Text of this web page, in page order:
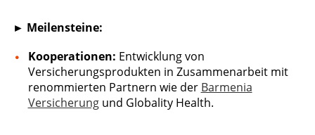
► Meilensteine:
Kooperationen: Entwicklung von
Versicherungsprodukten in Zusammenarbeit mit
renommierten Partnern wie der Barmenia
Versicherungund Globality Health.